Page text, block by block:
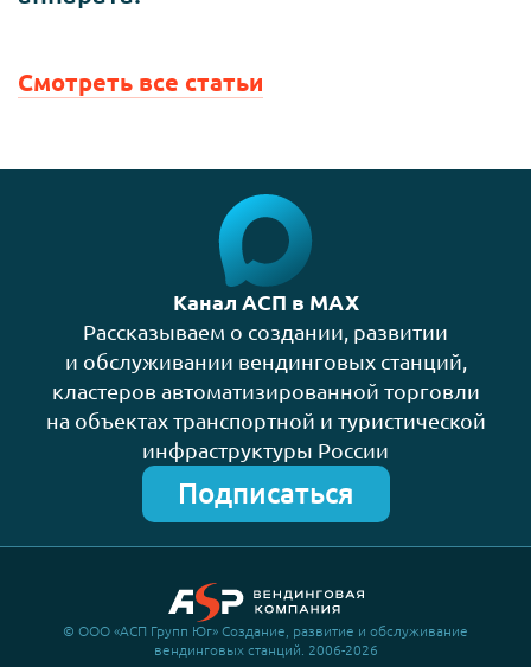
Смотреть все статьи
Канал АСП в MAX
Рассказываем о создании, развитии
и обслуживании вендинговых станций,
кластеров автоматизированной торговли
на объектах транспортной и туристической
инфраструктуры России
Подписаться
© ООО «АСП Групп Юг» Создание, развитие и обслуживание
вендинговых станций. 2006-2026